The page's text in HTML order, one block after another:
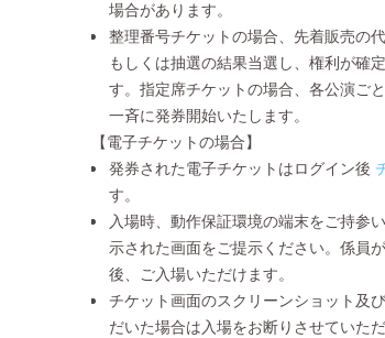
場合があります。
整理番号チケットの場合、先着販売の
もしくは抽選の結果当選し、権利が確
す。指定席チケットの場合、各公演ご
一斉に発券開始いたします。
【電子チケットの場合】
発券された電子チケットはログイン後
す。
入場時、動作保証環境の端末をご持参
示された画面をご提示ください。係員
後、ご入場いただけます。
チケット画面のスクリーンショット及
だいた場合は入場をお断りさせていた